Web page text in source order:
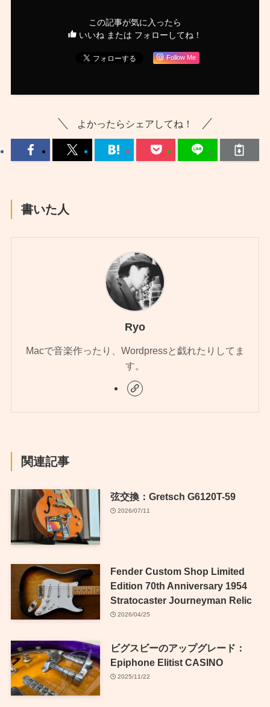
この記事が気に入ったら
いいね または フォローしてね！
Follow Me
よかったらシェアしてね！
書いた人
Ryo
Macで音楽作ったり、Wordpressと戯れたりしてま
す。
関連記事
弦交換：Gretsch G6120T-59
2026/07/11
Fender Custom Shop Limited
Edition 70th Anniversary 1954
Stratocaster Journeyman Relic
2026/04/25
ビグスビーのアップグレード：
Epiphone Elitist CASINO
2025/11/22